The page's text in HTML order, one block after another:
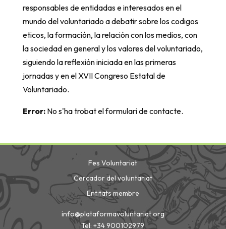
responsables de entidadas e interesados en el
mundo del voluntariado a debatir sobre los codigos
eticos, la formación, la relación con los medios, con
la sociedad en general y los valores del voluntariado,
siguiendo la reflexión iniciada en las primeras
jornadas y en el XVII Congreso Estatal de
Voluntariado.
Error:No s'ha trobat el formulari de contacte.
Fes Voluntariat
Cercador del voluntariat
Entitats membre
info@plataformavoluntariat.org
Tel: +34 900102979